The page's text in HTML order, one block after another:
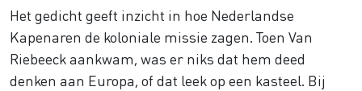
Het gedicht geeft inzicht in hoe Nederlandse
Kapenaren de koloniale missie zagen. Toen Van
Riebeeck aankwam, was er niks dat hem deed
denken aan Europa, of dat leek op een kasteel. Bij